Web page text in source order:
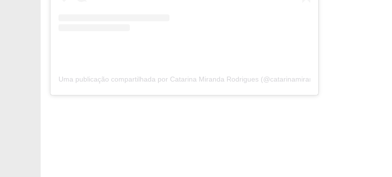
Uma publicação compartilhada por Catarina Miranda Rodrigues (@catarinamiranda.oficial)